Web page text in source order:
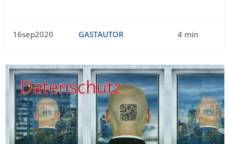
16sep2020 GASTAUTOR 4 min